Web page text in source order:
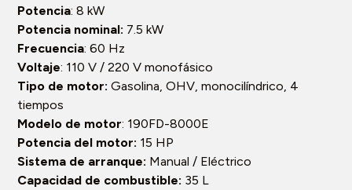
Potencia: 8 kW
Potencia nominal: 7.5 kW
Frecuencia: 60 Hz
Voltaje: 110 V / 220 V monofásico
Tipo de motor: Gasolina, OHV, monocilíndrico, 4
tiempos
Modelo de motor: 190FD-8000E
Potencia del motor: 15 HP
Sistema de arranque: Manual / Eléctrico
Capacidad de combustible: 35 L